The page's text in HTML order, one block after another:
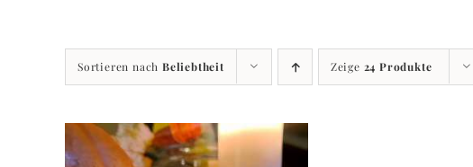
Sortieren nach Beliebtheit Zeige 24 Produkte